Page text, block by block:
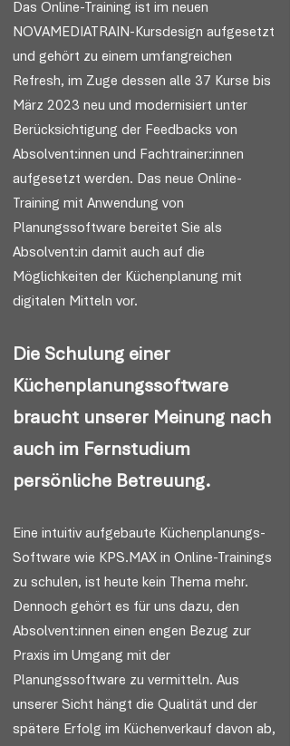
Das Online-Training ist im neuen
NOVAMEDIATRAIN-Kursdesign aufgesetzt
und gehört zu einem umfangreichen
Refresh, im Zuge dessen alle 37 Kurse bis
März 2023 neu und modernisiert unter
Berücksichtigung der Feedbacks von
Absolvent:innen und Fachtrainer:innen
aufgesetzt werden. Das neue Online-
Training mit Anwendung von
Planungssoftware bereitet Sie als
Absolvent:in damit auch auf die
Möglichkeiten der Küchenplanung mit
digitalen Mitteln vor.
Die Schulung einer
Küchenplanungssoftware
braucht unserer Meinung nach
auch im Fernstudium
persönliche Betreuung.
Eine intuitiv aufgebaute Küchenplanungs-
Software wie KPS.MAX in Online-Trainings
zu schulen, ist heute kein Thema mehr.
Dennoch gehört es für uns dazu, den
Absolvent:innen einen engen Bezug zur
Praxis im Umgang mit der
Planungssoftware zu vermitteln. Aus
unserer Sicht hängt die Qualität und der
spätere Erfolg im Küchenverkauf davon ab,